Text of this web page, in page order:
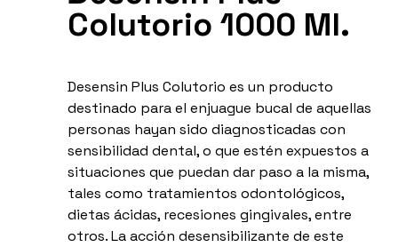
Colutorio 1000 Ml.
Desensin Plus Colutorio es un producto
destinado para el enjuague bucal de aquellas
personas hayan sido diagnosticadas con
sensibilidad dental, o que estén expuestos a
situaciones que puedan dar paso a la misma,
tales como tratamientos odontológicos,
dietas ácidas, recesiones gingivales, entre
otros. La acción desensibilizante de este